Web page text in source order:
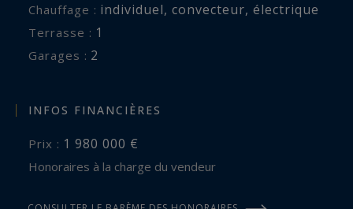
Chauffage : individuel, convecteur, électrique
terrasse : 1
garages : 2
INFOS FINANCIÈRES
Prix : 1 980 000 €
Honoraires à la charge du vendeur